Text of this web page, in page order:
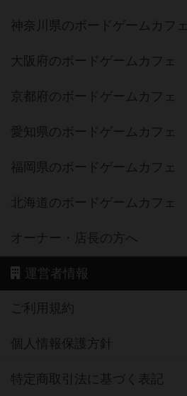
神奈川県のボードゲームカフェ
大阪府のボードゲームカフェ
京都府のボードゲームカフェ
愛知県のボードゲームカフェ
福岡県のボードゲームカフェ
北海道のボードゲームカフェ
オーナー・店長の方へ
運営者情報
ご利用規約
個人情報保護方針
特定商取引法に基づく表記